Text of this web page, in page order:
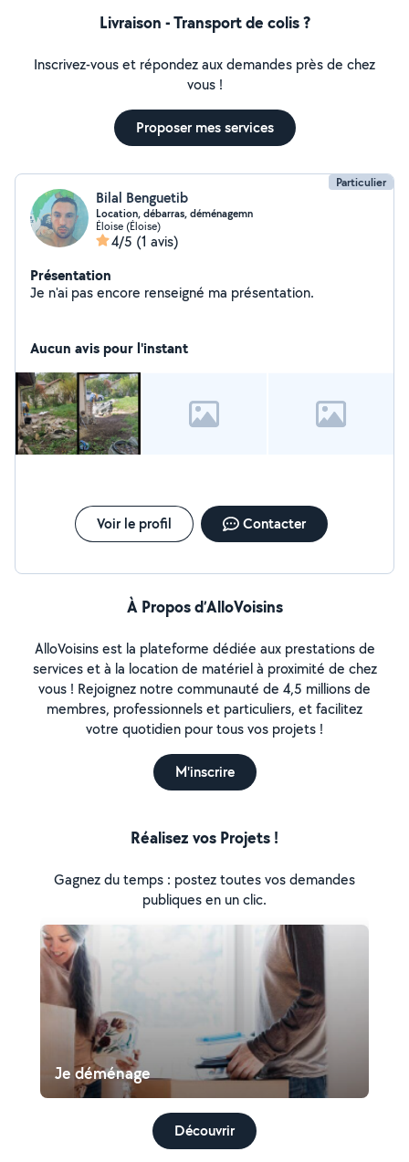
Livraison - Transport de colis ?
Inscrivez-vous et répondez aux demandes près de chez
vous !
Proposer mes services
Particulier
Bilal Benguetib
Location, débarras, déménagemn
Éloise (Éloise)
4/5 (1 avis)
Présentation
Je n'ai pas encore renseigné ma présentation.
Aucun avis pour l'instant
Voir le profil Contacter
À Propos d’AlloVoisins
AlloVoisins est la plateforme dédiée aux prestations de
services et à la location de matériel à proximité de chez
vous ! Rejoignez notre communauté de 4,5 millions de
membres, professionnels et particuliers, et facilitez
votre quotidien pour tous vos projets !
M'inscrire
Réalisez vos Projets !
Gagnez du temps : postez toutes vos demandes
publiques en un clic.
Je déménage
Découvrir